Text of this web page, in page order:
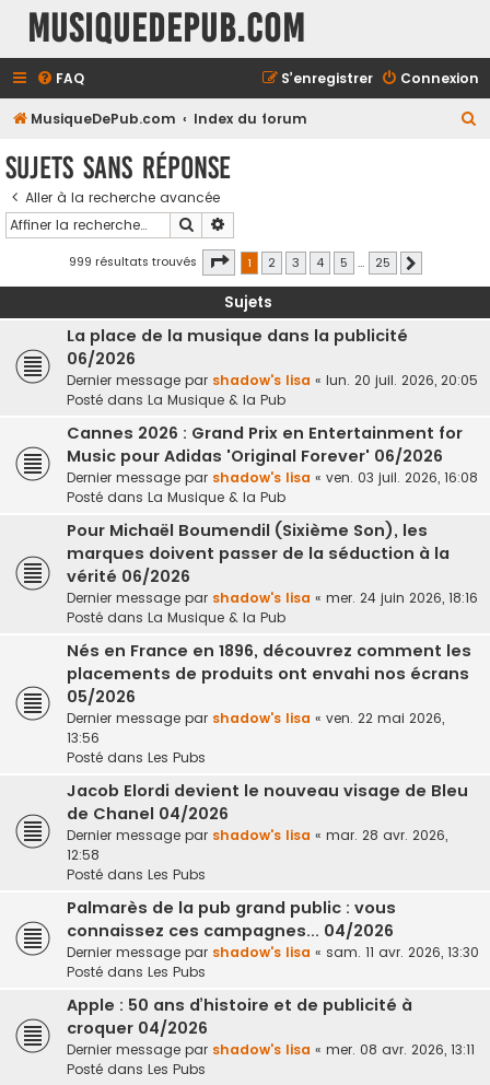
MusiqueDePub.com
FAQ Connexion
S’enregistrer
MusiqueDePub.com Index du forum
c
h
Sujets sans réponse
Aller à la recherche avancée
Rechercher
999 résultats trouvés Page 1sur25
1 2 3 4 5 … 25
Sujets
La place de la musique dans la publicité
06/2026
Dernier message par shadow's lisa « lun. 20 juil. 2026, 20:05
Posté dans La Musique & la Pub
Cannes 2026 : Grand Prix en Entertainment for
Music pour Adidas 'Original Forever' 06/2026
Dernier message par shadow's lisa « ven. 03 juil. 2026, 16:08
Posté dans La Musique & la Pub
Pour Michaël Boumendil (Sixième Son), les
marques doivent passer de la séduction à la
vérité 06/2026
Dernier message par shadow's lisa « mer. 24 juin 2026, 18:16
Posté dans La Musique & la Pub
Nés en France en 1896, découvrez comment les
placements de produits ont envahi nos écrans
05/2026
Dernier message par shadow's lisa « ven. 22 mai 2026,
13:56
Posté dans Les Pubs
Jacob Elordi devient le nouveau visage de Bleu
de Chanel 04/2026
Dernier message par shadow's lisa « mar. 28 avr. 2026,
12:58
Posté dans Les Pubs
Palmarès de la pub grand public : vous
connaissez ces campagnes... 04/2026
Dernier message par shadow's lisa « sam. 11 avr. 2026, 13:30
Posté dans Les Pubs
Apple : 50 ans d’histoire et de publicité à
croquer 04/2026
Dernier message par shadow's lisa « mer. 08 avr. 2026, 13:11
Posté dans Les Pubs